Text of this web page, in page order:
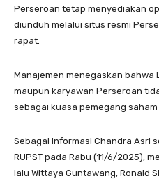
Perseroan tetap menyediakan
diunduh melalui situs resmi
rapat.
Manajemen menegaskan bahwa
maupun karyawan Perseroan
sebagai kuasa pemegang
Sebagai informasi Chandra Asri
RUPST pada Rabu (11/6/2025),
lalu Wittaya Guntawang, Ronald